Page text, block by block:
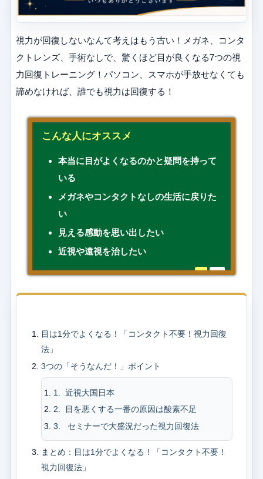
視力が回復しないなんて考えはもう古い！メガネ、コンタ
クトレンズ、手術なしで、驚くほど目が良くなる7つの視
力回復トレーニング！パソコン、スマホが手放せなくても
諦めなければ、誰でも視力は回復する！
こんな人にオススメ
本当に目がよくなるのかと疑問を持って
いる
メガネやコンタクトなしの生活に戻りた
い
見える感動を思い出したい
近視や遠視を治したい
目は1分でよくなる！「コンタクト不要！視力回復
法」
3つの「そうなんだ！」ポイント
1. 近視大国日本
2. 目を悪くする一番の原因は酸素不足
3. セミナーで大盛況だった視力回復法
まとめ：目は1分でよくなる！「コンタクト不要！
視力回復法」